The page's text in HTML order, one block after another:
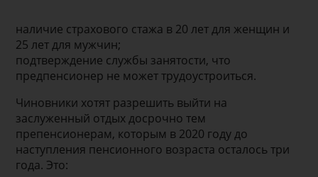
наличие страхового стажа в 20 лет для женщин и
25 лет для мужчин;
подтверждение службы занятости, что
предпенсионер не может трудоустроиться.
Чиновники хотят разрешить выйти на
заслуженный отдых досрочно тем
препенсионерам, которым в 2020 году до
наступления пенсионного возраста осталось три
года. Это: